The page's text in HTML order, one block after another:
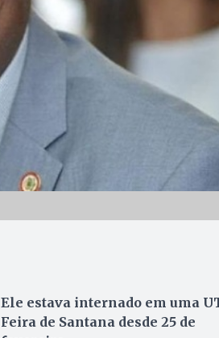
Ele estava internado em uma
Feira de Santana desde 25 de